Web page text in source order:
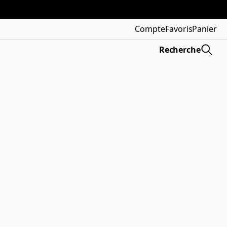
CompteFavorisPanier
Recherche